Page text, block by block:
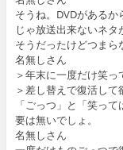
そうね。DVDがある
じゃ放送出来ないネ
そうだったけどつまら
名無しさん
＞年末に一度だけ笑っ
＞差し替えで復活して
「ごっつ」と「笑っ
要は無いでしょ。
名無しさん